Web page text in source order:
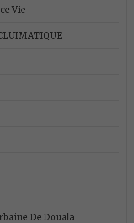
Vie
De Douala